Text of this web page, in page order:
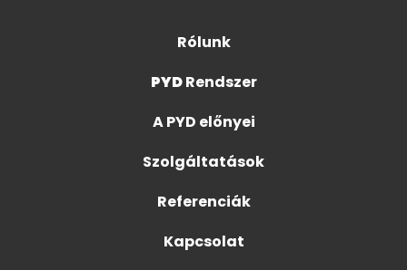
Rólunk
PYDRendszer
A PYD előnyei
Szolgáltatások
Referenciák
Kapcsolat